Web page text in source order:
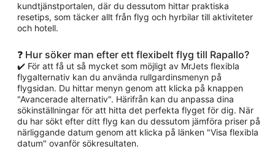
kundtjänstportalen, där du dessutom hittar praktiska
resetips, som täcker allt från flyg och hyrbilar till aktiviteter
och hotell.
❓ Hur söker man efter ett flexibelt flyg till Rapallo?
✔️ För att få ut så mycket som möjligt av MrJets flexibla
flygalternativ kan du använda rullgardinsmenyn på
flygsidan. Du hittar menyn genom att klicka på knappen
"Avancerade alternativ". Härifrån kan du anpassa dina
sökinställningar för att hitta det perfekta flyget för dig. När
du har sökt efter ditt flyg kan du dessutom jämföra priser på
närliggande datum genom att klicka på länken "Visa flexibla
datum" ovanför sökresultaten.